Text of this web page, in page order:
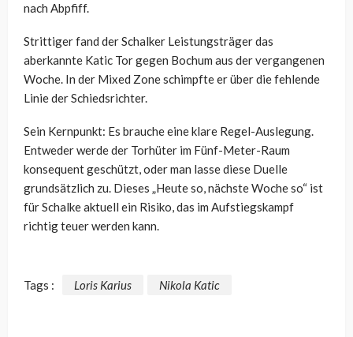
nach Abpfiff.
Strittiger fand der Schalker Leistungsträger das
aberkannte Katic Tor gegen Bochum aus der vergangenen
Woche. In der Mixed Zone schimpfte er über die fehlende
Linie der Schiedsrichter.
Sein Kernpunkt: Es brauche eine klare Regel-Auslegung.
Entweder werde der Torhüter im Fünf-Meter-Raum
konsequent geschützt, oder man lasse diese Duelle
grundsätzlich zu. Dieses „Heute so, nächste Woche so“ ist
für Schalke aktuell ein Risiko, das im Aufstiegskampf
richtig teuer werden kann.
Tags : Loris Karius Nikola Katic